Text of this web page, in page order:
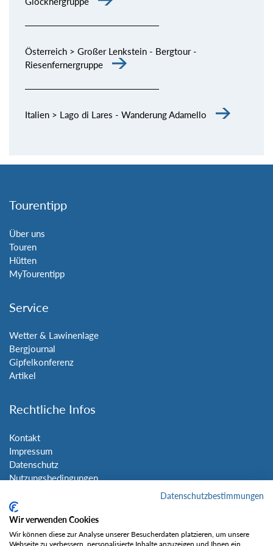
Österreich > Großer Lenkstein - Bergtour -
Riesenfernergruppe
Italien > Lago di Lares - Wanderung Adamello
Tourentipp
Über uns
Touren
Hütten
MyTourentipp
Service
Wetter & Lawinenlage
Bergjournal
Gipfelkonferenz
Artikel
Rechtliche Infos
Kontakt
Impressum
Datenschutz
Nutzungsbedingungen
Social Media
Datenschutzbestimmungen
Wir verwenden Cookies
Wir können diese zur Analyse unserer Besucherdaten platzieren, um unsere
Webseite zu verbessern, personalisierte Inhalte anzuzeigen und Ihnen ein